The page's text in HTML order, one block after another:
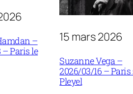
–
– Paris le
15 mars 2026
Suzanne Vega –
2026/03/16 – Paris
Pleyel